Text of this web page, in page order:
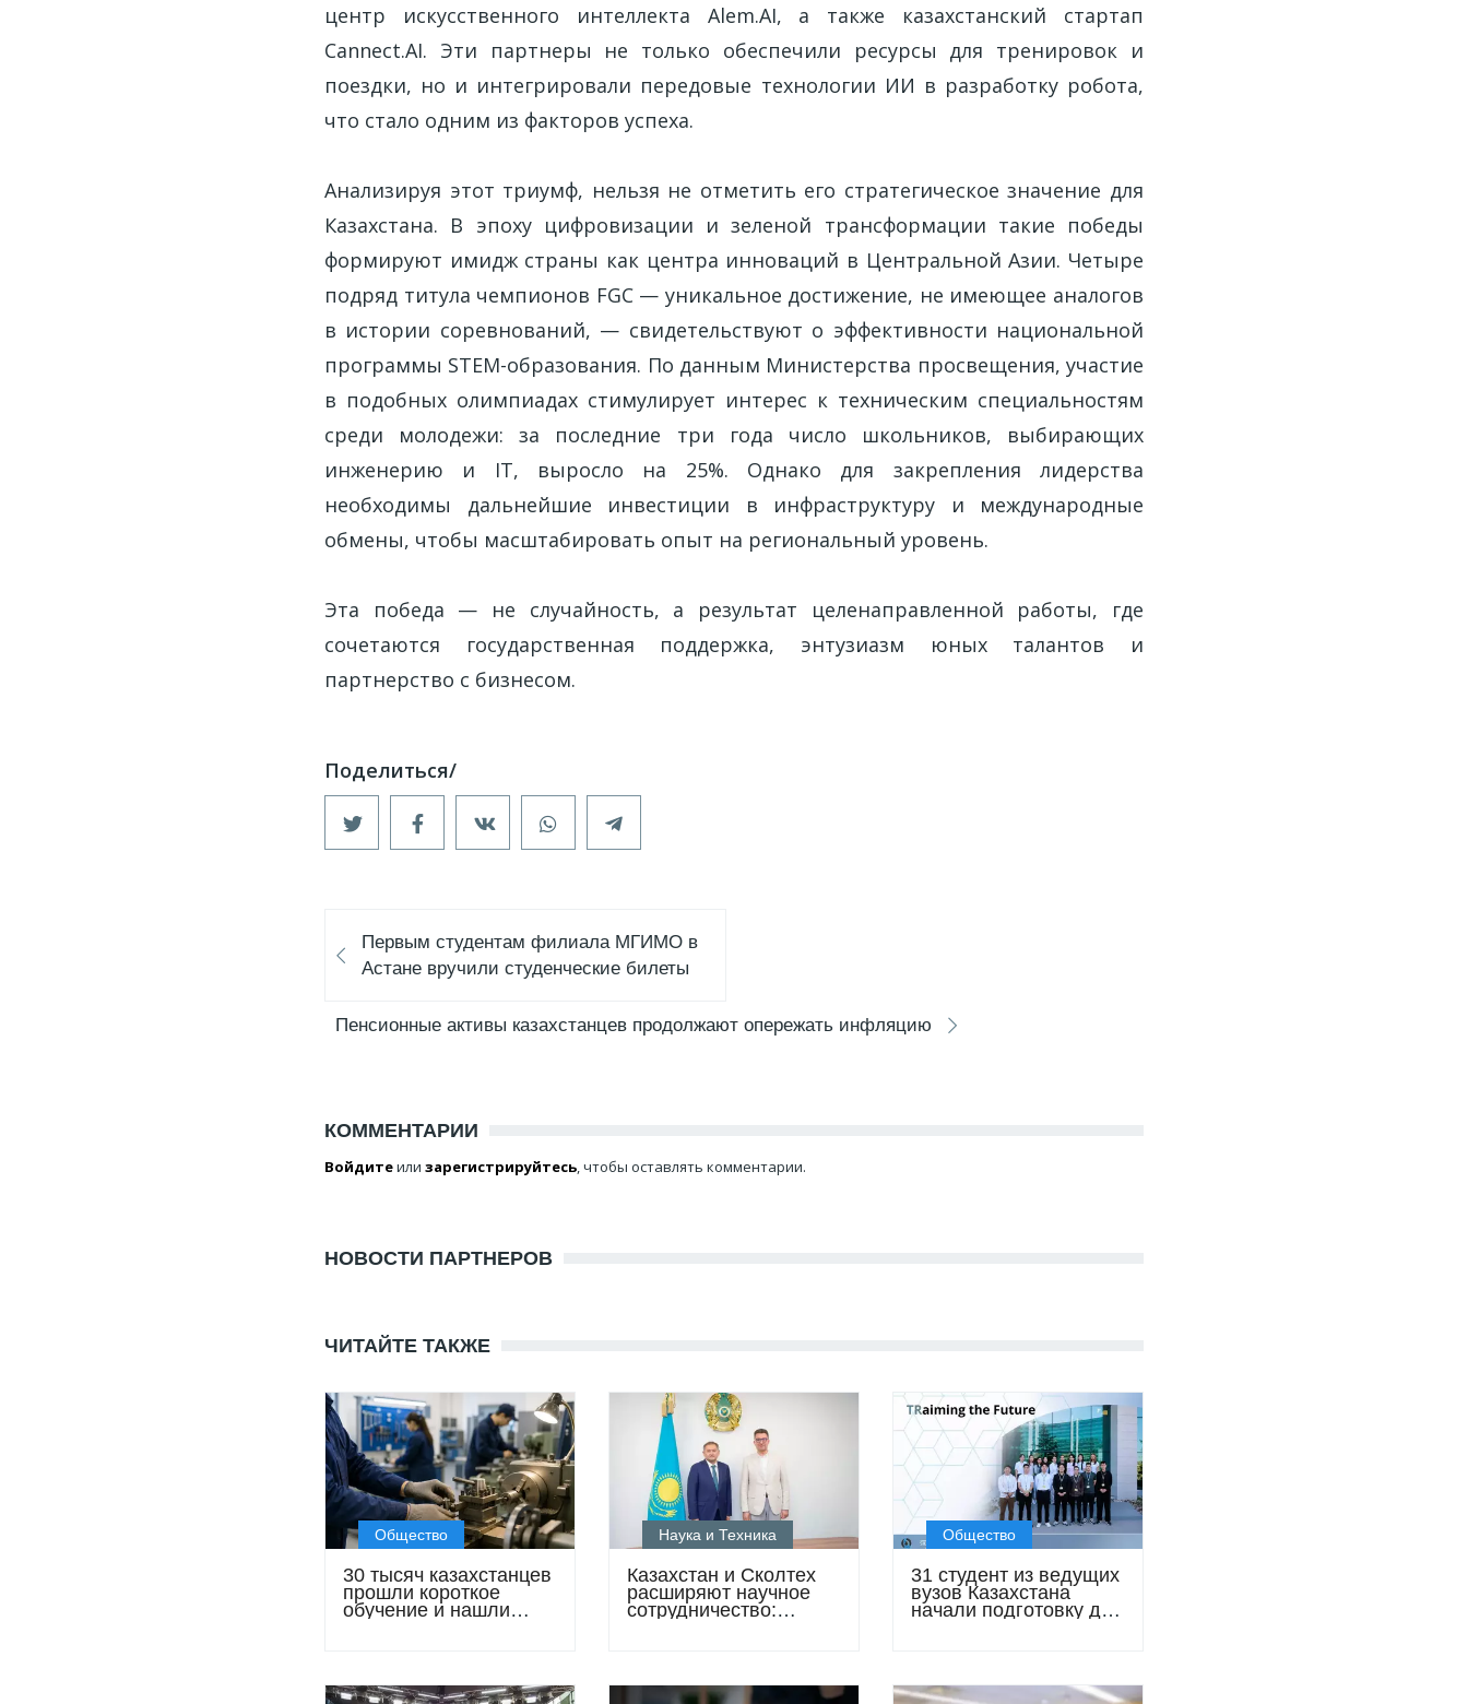
центр искусственного интеллекта Alem.AI, а также казахстанский стартап
Cannect.AI. Эти партнеры не только обеспечили ресурсы для тренировок и
поездки, но и интегрировали передовые технологии ИИ в разработку робота,
что стало одним из факторов успеха.
Анализируя этот триумф, нельзя не отметить его стратегическое значение для
Казахстана. В эпоху цифровизации и зеленой трансформации такие победы
формируют имидж страны как центра инноваций в Центральной Азии. Четыре
подряд титула чемпионов FGC — уникальное достижение, не имеющее аналогов
в истории соревнований, — свидетельствуют о эффективности национальной
программы STEM-образования. По данным Министерства просвещения, участие
в подобных олимпиадах стимулирует интерес к техническим специальностям
среди молодежи: за последние три года число школьников, выбирающих
инженерию и IT, выросло на 25%. Однако для закрепления лидерства
необходимы дальнейшие инвестиции в инфраструктуру и международные
обмены, чтобы масштабировать опыт на региональный уровень.
Эта победа — не случайность, а результат целенаправленной работы, где
сочетаются государственная поддержка, энтузиазм юных талантов и
партнерство с бизнесом.
Первым студентам филиала МГИМО в
Астане вручили студенческие билеты
Пенсионные активы казахстанцев продолжают опережать инфляцию
КОММЕНТАРИИ
Войдитеили зарегистрируйтесь, чтобы оставлять комментарии.
НОВОСТИ ПАРТНЕРОВ
ЧИТАЙТЕ ТАКЖЕ
Общество
30 тысяч казахстанцев
прошли короткое
обучение и нашли
Наука и Техника
Казахстан и Сколтех
расширяют научное
сотрудничество:
Общество
31 студент из ведущих
вузов Казахстана
начали подготовку для